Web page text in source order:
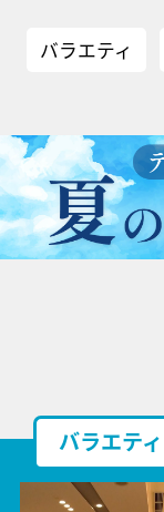
バラエティ
バラエティ